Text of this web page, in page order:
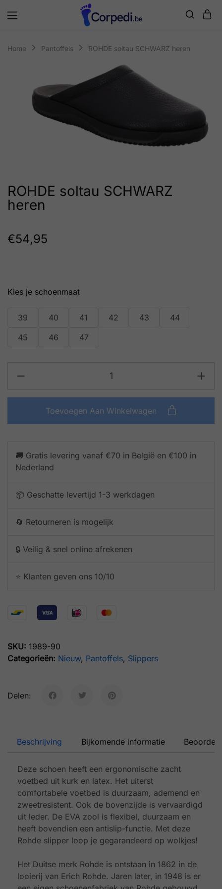
Home Pantoffels ROHDE soltau SCHWARZ heren
ROHDE soltau SCHWARZ
heren
€54,95
schoenmaat
39 40 41 42 43
44
45
46 47
Toevoegen Aan Winkelwagen
🚚 Gratis levering vanaf €70 in België en €100 in
Nederland
📦 Geschatte levertijd 1-3 werkdagen
🔄 Retourneren is mogelijk
🔒 Veilig & snel online afrekenen
⭐️ Klanten geven ons 10/10
SKU: 1989-90
Categorieën: Nieuw, Pantoffels, Slippers
Delen:
Beschrijving Bijkomende informatie
Deze schoen heeft een ergonomische zacht
voetbed uit kurk en latex. Het uiterst
comfortabele voetbed is duurzaam, ademend en
zweetresistent. Ook de bovenzijde is vervaardigd
uit leder. De EVA zool is flexibel, duurzaam en
heeft bovendien een antislip-functie. Met deze
Rohde slipper loop je gegarandeerd op wolkjes!
Het Duitse merk Rohde is ontstaan in 1862 in de
looierij van Erich Rohde. Jaren later, in 1948 is er